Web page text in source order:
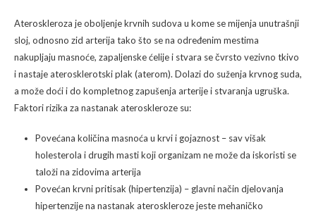
Ateroskleroza je oboljenje krvnih sudova u kome se mijenja unutrašnji
sloj, odnosno zid arterija tako što se na određenim mestima
nakupljaju masnoće, zapaljenske ćelije i stvara se čvrsto vezivno tkivo
i nastaje aterosklerotski plak (aterom). Dolazi do suženja krvnog suda,
a može doći i do kompletnog zapušenja arterije i stvaranja ugruška.
Faktori rizika za nastanak ateroskleroze su:
Povećana količina masnoća u krvi i gojaznost – sav višak
holesterola i drugih masti koji organizam ne može da iskoristi se
taloži na zidovima arterija
Povećan krvni pritisak (hipertenzija) – glavni način djelovanja
hipertenzije na nastanak ateroskleroze jeste mehaničko